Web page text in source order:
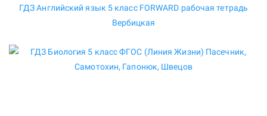
ГДЗ Английский язык 5 класс FORWARD рабочая тетрадь
Вербицкая